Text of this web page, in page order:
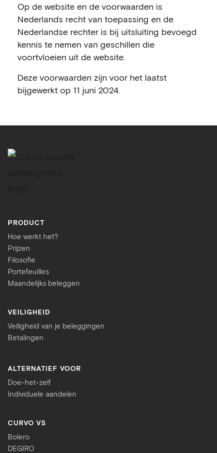
Op de website en de voorwaarden is
Nederlands recht van toepassing en de
Nederlandse rechter is bij uitsluiting bevoegd
kennis te nemen van geschillen die
voortvloeien uit de website.
Deze voorwaarden zijn voor het laatst
bijgewerkt op 11 juni 2024.
PRODUCT
Hoe werkt het?
Prijzen
Filosofie
Portefeuilles
Maandelijks beleggen
VEILIGHEID
Veiligheid van je beleggingen
Betalingen
ALTERNATIEF VOOR
Doe-het-zelf
Individuele aandelen
CURVO VS
Bolero
DEGIRO